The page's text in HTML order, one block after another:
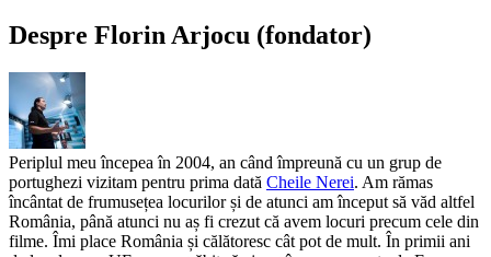
Despre Florin Arjocu (fondator)
Periplul meu începea în 2004, an când împreună cu un grup de
portughezi vizitam pentru prima dată Cheile Nerei. Am rămas
încântat de frumusețea locurilor și de atunci am început să văd altfel
România, până atunci nu aș fi crezut că avem locuri precum cele din
filme. Îmi place România și călătoresc cât pot de mult. În primii ani